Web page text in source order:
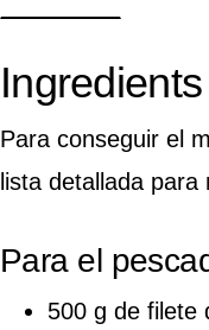
Ingredients
Para conseguir el
lista detallada para
Para el
500 g de filete